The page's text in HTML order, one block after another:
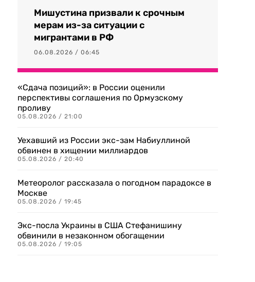
Мишустина призвали к срочным
мерам из-за ситуации с
мигрантами в РФ
06.08.2026 / 06:45
«Сдача позиций»: в России оценили
перспективы соглашения по Ормузскому
проливу
05.08.2026 / 21:00
Уехавший из России экс-зам Набиуллиной
обвинен в хищении миллиардов
05.08.2026 / 20:40
Метеоролог рассказала о погодном парадоксе в
Москве
05.08.2026 / 19:45
Экс-посла Украины в США Стефанишину
обвинили в незаконном обогащении
05.08.2026 / 19:05